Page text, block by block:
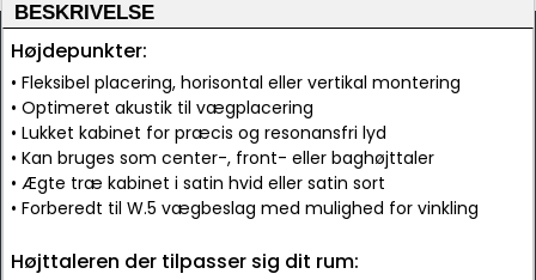
BESKRIVELSE
Højdepunkter:
• Fleksibel placering, horisontal eller vertikal montering
• Optimeret akustik til vægplacering
• Lukket kabinet for præcis og resonansfri lyd
• Kan bruges som center-, front- eller baghøjttaler
• Ægte træ kabinet i satin hvid eller satin sort
• Forberedt til W.5 vægbeslag med mulighed for vinkling
Højttaleren der tilpasser sig dit rum: